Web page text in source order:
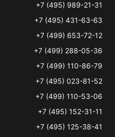
+7 (495) 989-21-31
+7 (495) 431-63-63
+7 (499) 653-72-12
+7 (499) 288-05-36
+7 (499) 110-86-79
+7 (495) 023-81-52
+7 (499) 110-53-06
+7 (495) 152-31-11
+7 (495) 125-38-41